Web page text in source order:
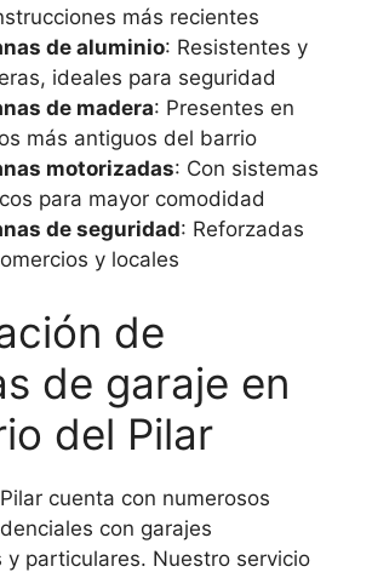
más recientes
de aluminio: Resistentes y
ideales para seguridad
de madera: Presentes en
más antiguos del barrio
motorizadas: Con sistemas
para mayor comodidad
de seguridad: Reforzadas
y locales
de
de garaje en
del Pilar
cuenta con numerosos
con garajes
y particulares. Nuestro servicio